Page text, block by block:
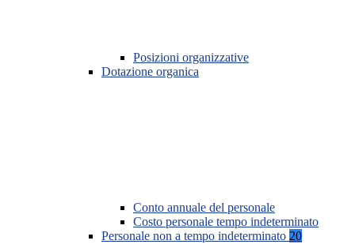
Posizioni organizzative
Dotazione organica
Conto annuale del personale
Costo personale tempo indeterminato
Personale non a tempo indeterminato 20